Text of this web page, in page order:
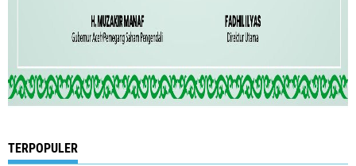
TERPOPULER